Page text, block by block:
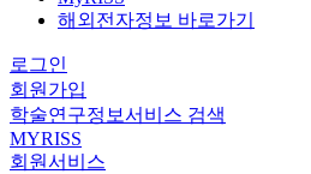
해외전자정보 바로가기
로그인
회원가입
학술연구정보서비스 검색
MYRISS
회원서비스